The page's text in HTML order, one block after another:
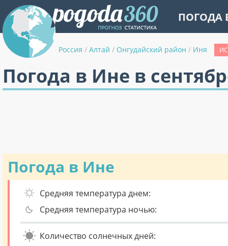
ПОГОДА
Россия / Алтай / Онгудайский район / Иня
Погода в Ине в
Погода в Ине
Средняя температура днем:
Средняя температура ночью:
Количество солнечных дней: